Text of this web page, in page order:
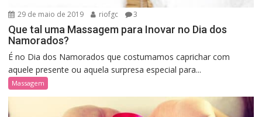
29 de maio de 2019 riofgc 3
Que tal uma Massagem para Inovar no Dia dos
Namorados?
É no Dia dos Namorados que costumamos caprichar com
aquele presente ou aquela surpresa especial para...
Massagem